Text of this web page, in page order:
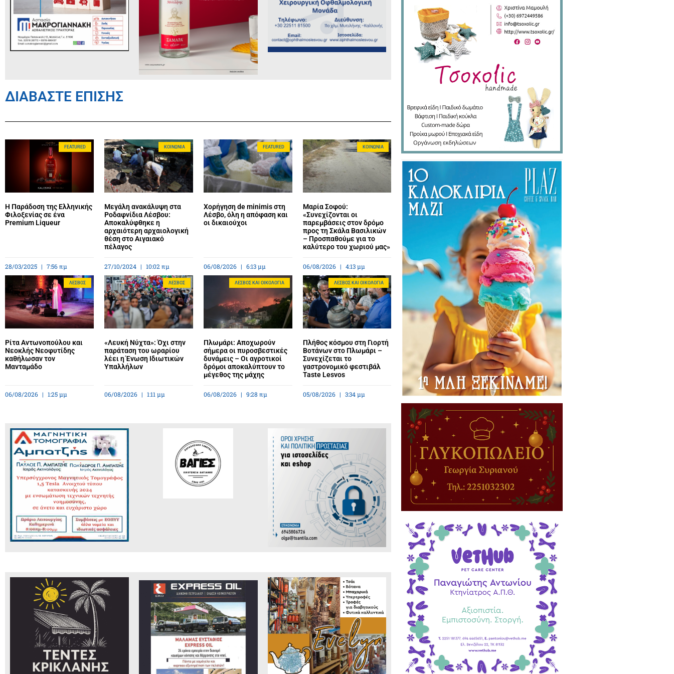
ΔΙΑΒΑΣΤΕ ΕΠΙΣΗΣ
FEATURED
Η Παράδοση της Ελληνικής
Φιλοξενίας σε ένα
Premium Liqueur
28/03/2025 7:56 πμ
ΚΟΙΝΩΝΊΑ
Μεγάλη ανακάλυψη στα
Ροδαφνίδια Λέσβου:
Αποκαλύφθηκε η
αρχαιότερη αρχαιολογική
θέση στο Αιγαιακό
πέλαγος
27/10/2024 10:02 πμ
FEATURED
Χορήγηση de minimis στη
Λέσβο, όλη η απόφαση και
οι δικαιούχοι
06/08/2026 6:13 μμ
ΚΟΙΝΩΝΊΑ
Μαρία Σοφού:
«Συνεχίζονται οι
παρεμβάσεις στον δρόμο
προς τη Σκάλα Βασιλικών
– Προσπαθούμε για το
καλύτερο του χωριού μας»
06/08/2026 4:13 μμ
ΛΈΣΒΟΣ
Ρίτα Αντωνοπούλου και
Νεοκλής Νεοφυτίδης
καθήλωσαν τον
Μανταμάδο
06/08/2026 1:25 μμ
ΛΈΣΒΟΣ
«Λευκή Νύχτα»: Όχι στην
παράταση του ωραρίου
λέει η Ένωση Ιδιωτικών
Υπαλλήλων
06/08/2026 1:11 μμ
ΛΈΣΒΟΣ ΚΑΙ ΟΙΚΟΛΟΓΊΑ
Πλωμάρι: Αποχωρούν
σήμερα οι πυροσβεστικές
δυνάμεις – Οι αγροτικοί
δρόμοι αποκαλύπτουν το
μέγεθος της μάχης
06/08/2026 9:28 πμ
ΛΈΣΒΟΣ ΚΑΙ ΟΙΚΟΛΟΓΊΑ
Πλήθος κόσμου στη Γιορτή
Βοτάνων στο Πλωμάρι –
Συνεχίζεται το
γαστρονομικό φεστιβάλ
Taste Lesvos
05/08/2026 3:34 μμ